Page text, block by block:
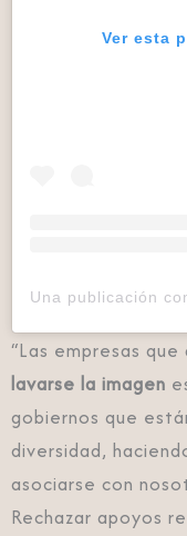
Ver esta
“Las empresas
lavarse la imagen
gobiernos que
diversidad,
asociarse con
Rechazar apoyos